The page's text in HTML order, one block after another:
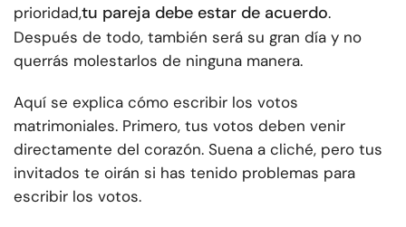
prioridad,tu pareja debe estar de acuerdo.
Después de todo, también será su gran día y no
querrás molestarlos de ninguna manera.
Aquí se explica cómo escribir los votos
matrimoniales. Primero, tus votos deben venir
directamente del corazón. Suena a cliché, pero tus
invitados te oirán si has tenido problemas para
escribir los votos.